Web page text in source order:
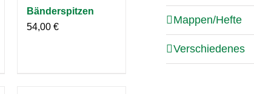
Bänderspitzen
54,00 €
Mappen/Hefte
Verschiedenes